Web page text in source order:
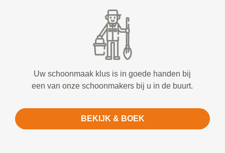
Uw schoonmaak klus is in goede handen bij
een van onze schoonmakers bij u in de buurt.
BEKIJK & BOEK